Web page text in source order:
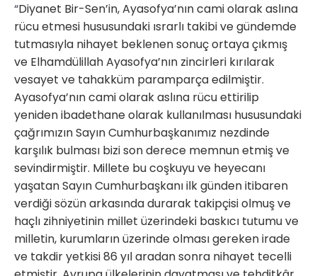
“Diyanet Bir-Sen’in, Ayasofya’nın cami olarak aslına
rücu etmesi hususundaki ısrarlı takibi ve gündemde
tutmasıyla nihayet beklenen sonuç ortaya çıkmış
ve Elhamdülillah Ayasofya’nın zincirleri kırılarak
vesayet ve tahakküm paramparça edilmiştir.
Ayasofya’nın cami olarak aslına rücu ettirilip
yeniden ibadethane olarak kullanılması hususundaki
çağrımızın Sayın Cumhurbaşkanımız nezdinde
karşılık bulması bizi son derece memnun etmiş ve
sevindirmiştir. Millete bu coşkuyu ve heyecanı
yaşatan Sayın Cumhurbaşkanı ilk günden itibaren
verdiği sözün arkasında durarak takipçisi olmuş ve
haçlı zihniyetinin millet üzerindeki baskıcı tutumu ve
milletin, kurumların üzerinde olması gereken irade
ve takdir yetkisi 86 yıl aradan sonra nihayet tecelli